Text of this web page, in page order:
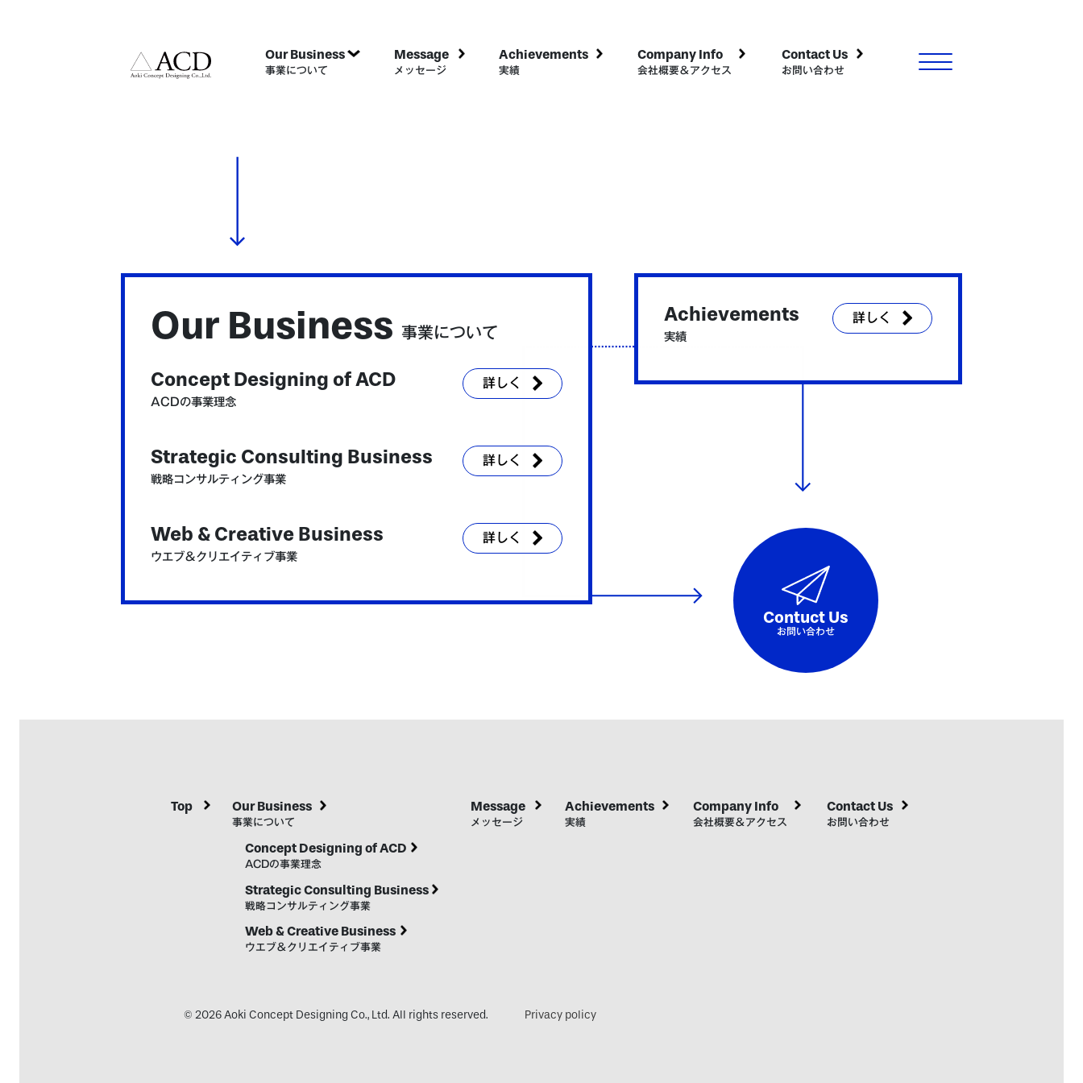
Our Business
事業について
Message
メッセージ
Achievements
実績
Company Info
会社概要＆アクセス
Contact Us
お問い合わせ
Our Business 事業について
Concept Designing of ACD
ACDの事業理念
詳しく
Strategic Consulting Business
戦略コンサルティング事業
詳しく
Web & Creative Business
ウエブ＆クリエイティブ事業
詳しく
Achievements
実績
詳しく
Contuct Us
お問い合わせ
Top Our Business
事業について
Concept Designing of ACD
ACDの事業理念
Strategic Consulting Business
戦略コンサルティング事業
Web & Creative Business
ウエブ＆クリエイティブ事業
Message
メッセージ
Achievements
実績
Company Info
会社概要＆アクセス
Contact Us
お問い合わせ
© 2026 Aoki Concept Designing Co., Ltd. All rights reserved. Privacy policy